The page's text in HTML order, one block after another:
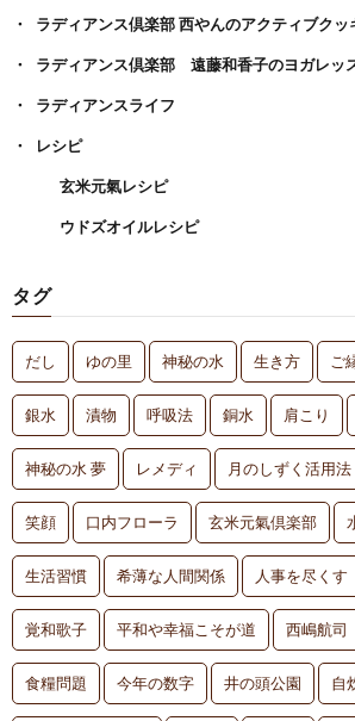
ラディアンス倶楽部 西やんのアクティブクッ
ラディアンス倶楽部 遠藤和香子のヨガレッ
ラディアンスライフ
レシピ
玄米元氣レシピ
ウドズオイルレシピ
タグ
だし ゆの里 神秘の水 生き方 ご
銀水 漬物 呼吸法 銅水 肩こり
神秘の水 夢 レメディ 月のしずく活用法
笑顔 口内フローラ 玄米元氣倶楽部
生活習慣 希薄な人間関係 人事を尽くす
覚和歌子 平和や幸福こそが道 西嶋航司
食糧問題 今年の数字 井の頭公園 自